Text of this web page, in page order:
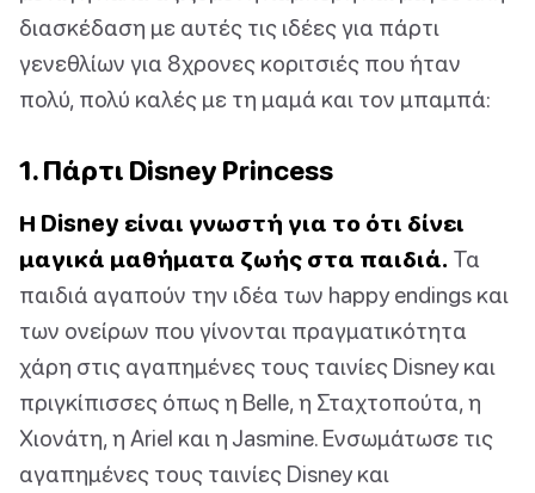
διασκέδαση με αυτές τις ιδέες για πάρτι
γενεθλίων για 8χρονες κοριτσιές που ήταν
πολύ, πολύ καλές με τη μαμά και τον μπαμπά:
1. Πάρτι Disney Princess
Η Disney είναι γνωστή για το ότι δίνει
μαγικά μαθήματα ζωής στα παιδιά. Τα
παιδιά αγαπούν την ιδέα των happy endings και
των ονείρων που γίνονται πραγματικότητα
χάρη στις αγαπημένες τους ταινίες Disney και
πριγκίπισσες όπως η Belle, η Σταχτοπούτα, η
Χιονάτη, η Ariel και η Jasmine. Ενσωμάτωσε τις
αγαπημένες τους ταινίες Disney και